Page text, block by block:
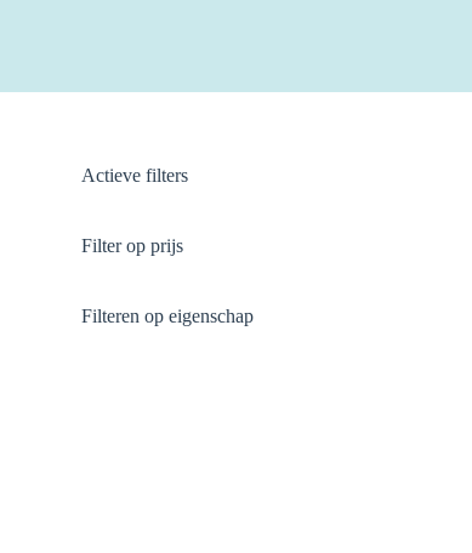
Actieve filters
Filter op prijs
Filteren op eigenschap